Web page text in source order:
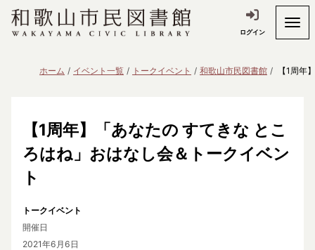
ログイン
ホーム イベント一覧 トークイベント 和歌山市民図書館 【1周年
【1周年】「あなたの すてきな とこ
ろはね」おはなし会＆トークイベン
ト
トークイベント
開催日
2021年6月6日